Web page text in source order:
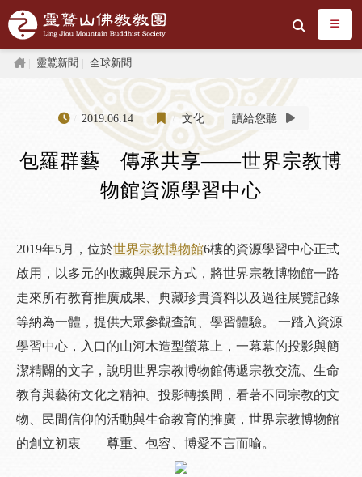
跳到主要內容區塊
搜尋
首頁靈鷲新聞 全球新聞
2019.06.14 文化 讀給您聽
包羅群藝 傳承共享——世界宗教博
物館資源學習中心
2019年5月，位於世界宗教博物館6樓的資源學習中心正式
啟用，以多元的收藏與展示方式，將世界宗教博物館一路
走來所有教育推廣成果、典藏珍貴資料以及過往展覽記錄
等納為一體，提供大眾參觀查詢、學習體驗。 一踏入資源
學習中心，入口的山河木造型螢幕上，一幕幕的投影與簡
潔精闢的文字，說明世界宗教博物館傳遞宗教交流、生命
教育與藝術文化之精神。投影轉換間，看著不同宗教的文
物、民間信仰的活動與生命教育的推廣，世界宗教博物館
的創立初衷——尊重、包容、博愛不言而喻。